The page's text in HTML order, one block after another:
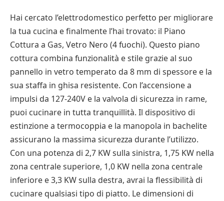
Hai cercato l’elettrodomestico perfetto per migliorare
la tua cucina e finalmente l’hai trovato: il Piano
Cottura a Gas, Vetro Nero (4 fuochi). Questo piano
cottura combina funzionalità e stile grazie al suo
pannello in vetro temperato da 8 mm di spessore e la
sua staffa in ghisa resistente. Con l’accensione a
impulsi da 127-240V e la valvola di sicurezza in rame,
puoi cucinare in tutta tranquillità. Il dispositivo di
estinzione a termocoppia e la manopola in bachelite
assicurano la massima sicurezza durante l’utilizzo.
Con una potenza di 2,7 KW sulla sinistra, 1,75 KW nella
zona centrale superiore, 1,0 KW nella zona centrale
inferiore e 3,3 KW sulla destra, avrai la flessibilità di
cucinare qualsiasi tipo di piatto. Le dimensioni di